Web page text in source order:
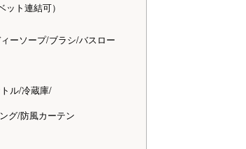
ト連結可）
ーソープ/ブラシ/バスロー
ル/冷蔵庫/
グ/防風カーテン